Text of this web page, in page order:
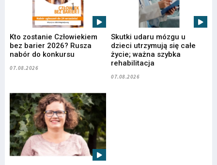
Kto zostanie Człowiekiem
bez barier 2026? Rusza
nabór do konkursu
07.08.2026
Skutki udaru mózgu u
dzieci utrzymują się całe
życie; ważna szybka
rehabilitacja
07.08.2026